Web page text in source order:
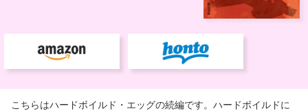
こちらはハードボイルド・エッグの続編です。ハードボイルドに